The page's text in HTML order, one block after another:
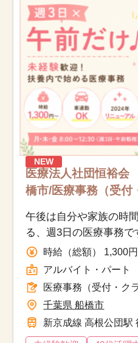
NEW
医療法人社団恒裕
橋市/医療事務（受付
午後は自分や家族の時
る、週3日の医療事務
綺麗なクリニック
時給（総額） 1,300
アルバイト・パート
医療事務（受付・ク
千葉県 船橋市
新京成線 高根公団駅